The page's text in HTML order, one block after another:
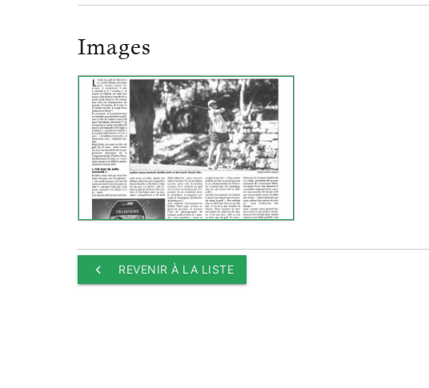
Images
keyboard_arrow_left REVENIR À LA LISTE